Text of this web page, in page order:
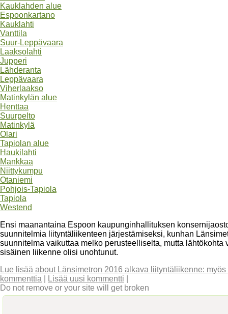
Kauklahden alue
Espoonkartano
Kauklahti
Vanttila
Suur-Leppävaara
Laaksolahti
Jupperi
Lähderanta
Leppävaara
Viherlaakso
Matinkylän alue
Henttaa
Suurpelto
Matinkylä
Olari
Tapiolan alue
Haukilahti
Mankkaa
Niittykumpu
Otaniemi
Pohjois-Tapiola
Tapiola
Westend
Ensi maanantaina Espoon kaupunginhallituksen
suunnitelmia liityntäliikenteen järjestämiseksi, kunhan
suunnitelma vaikuttaa melko perusteelliselta, mutta
sisäinen liikenne olisi unohtunut.
Lue lisää about Länsimetron 2016 alkava liityntäliikenne:
kommenttia
Lisää uusi kommentti
Do not remove or your site will get broken